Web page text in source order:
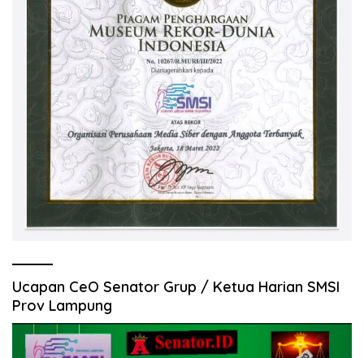
Ucapan CeO Senator Grup / Ketua Harian SMSI
Prov Lampung